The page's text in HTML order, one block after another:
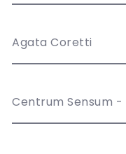
Agata Coretti
Centrum Sensum -